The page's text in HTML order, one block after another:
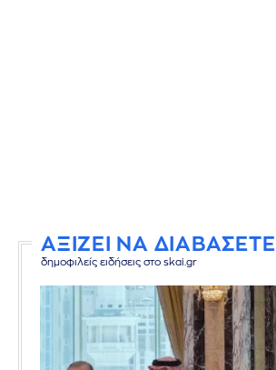
ΑΞΙΖΕΙ ΝΑ ΔΙΑΒΑΣΕΤΕ
δημοφιλείς ειδήσεις στο skai.gr